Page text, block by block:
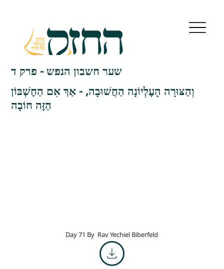
שער חשבון הנפש - פרק ד
וְהַצּוּרָה הָעֶלְיוֹנָה הַחֲשׁוּבָה, - אַךְ אִם הַחֶשְׁבּוֹן
הַזֶּה חוֹבָה
Day 71 By Rav Yechiel Biberfeld